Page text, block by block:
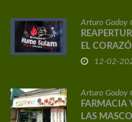
Arturo Godoy
EL
12-02-
Arturo Godoy
FARMACIA
LAS